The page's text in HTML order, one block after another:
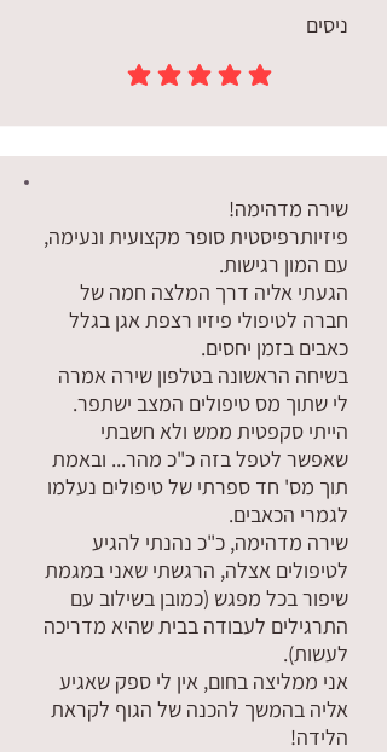
ניסים
הדירוג הממוצא הוא 5 מתוך 5
שירה מדהימה!
פיזיותרפיסטית סופר מקצועית ונעימה,
עם המון רגישות.
הגעתי אליה דרך המלצה חמה של
חברה לטיפולי פיזיו רצפת אגן בגלל
כאבים בזמן יחסים.
בשיחה הראשונה בטלפון שירה אמרה
לי שתוך מס טיפולים המצב ישתפר.
הייתי סקפטית ממש ולא חשבתי
שאפשר לטפל בזה כ"כ מהר... ובאמת
תוך מס' חד ספרתי של טיפולים נעלמו
לגמרי הכאבים.
שירה מדהימה, כ"כ נהנתי להגיע
לטיפולים אצלה, הרגשתי שאני במגמת
שיפור בכל מפגש (כמובן בשילוב עם
התרגילים לעבודה בבית שהיא מדריכה
לעשות).
אני ממליצה בחום, אין לי ספק שאגיע
אליה בהמשך להכנה של הגוף לקראת
הלידה!